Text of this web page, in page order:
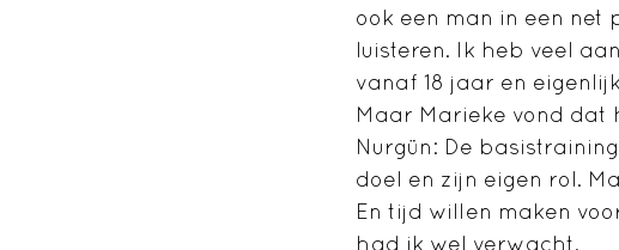
ook een man in een net
luisteren. Ik heb veel
vanaf 18 jaar en
Maar Marieke vond dat
Nurgün: De
doel en zijn eigen rol.
En tijd willen maken
had ik wel verwacht.